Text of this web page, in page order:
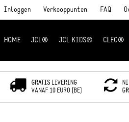
Inloggen Verkooppunten FAQ
HOME JCL® JCL KIDS® CLEO®
GRATISLEVERING
VANAF 10 EURO (BE)